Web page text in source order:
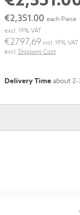
€2,351.00 each Piece
excl. 19% VAT
€2797,69 incl. 19% VAT
excl.Shipping Cost
Delivery Timeabout